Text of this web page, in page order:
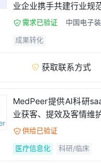
业企业携手共建行业规
 需求已验证
中国电子
成果转化
 获取联系方式
MedPeer提供AI科研
业获客、提效及客情维
 供给已验证
医疗信息化
科研/临床